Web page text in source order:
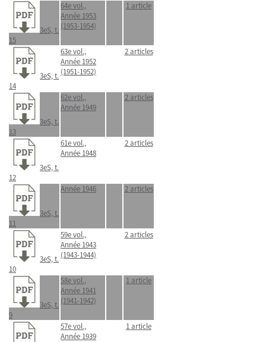
3eS, t.
15
64e vol.,
Année 1953
(1953-1954)
1 article
3eS, t.
14
63e vol.,
Année 1952
(1951-1952)
2 articles
3eS, t.
13
62e vol.,
Année 1949
2 articles
3eS, t.
12
61e vol.,
Année 1948
2 articles
3eS, t.
11
Année 1946 2 articles
3eS, t.
10
59e vol.,
Année 1943
(1943-1944)
2 articles
3eS, t.
9
58e vol.,
Année 1941
(1941-1942)
1 article
57e vol.,
Année 1939
1 article